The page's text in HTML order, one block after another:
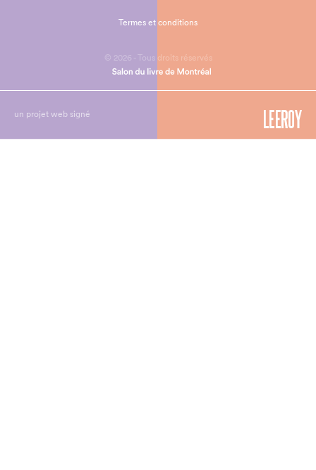
© 2026 - Tous droits réservés
Termes et conditions
un projet web signé